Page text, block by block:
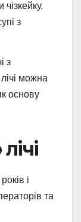
з
з
можна
основу
і
та